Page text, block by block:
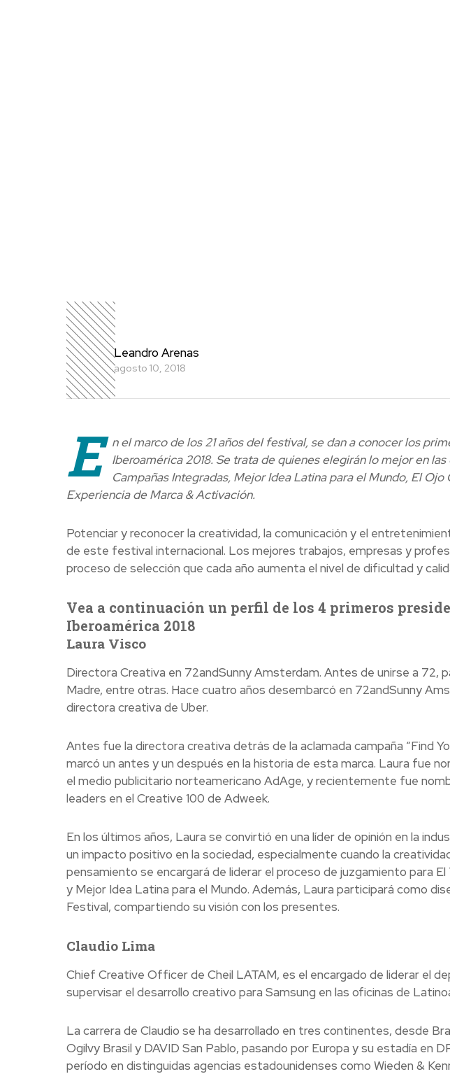
Leandro Arenas
agosto 10, 2018
E
n el marco de los 21 años del festival, se dan a conocer los
Iberoamérica 2018. Se trata de quienes elegirán lo mejor en
Campañas Integradas, Mejor Idea Latina para el Mundo, El
Experiencia de Marca & Activación.
Potenciar y reconocer la creatividad, la comunicación y el
de este festival internacional. Los mejores trabajos, empresas y
proceso de selección que cada año aumenta el nivel de dificultad y
Vea a continuación un perfil de los 4 primeros
Iberoamérica 2018
Laura Visco
Directora Creativa en 72andSunny Amsterdam. Antes de unirse a 72,
Madre, entre otras. Hace cuatro años desembarcó en 72andSunny
directora creativa de Uber.
Antes fue la directora creativa detrás de la aclamada campaña “Find
marcó un antes y un después en la historia de esta marca. Laura fue
el medio publicitario norteamericano AdAge, y recientemente fue
leaders en el Creative 100 de Adweek.
En los últimos años, Laura se convirtió en una líder de opinión en la
un impacto positivo en la sociedad, especialmente cuando la
pensamiento se encargará de liderar el proceso de juzgamiento para
y Mejor Idea Latina para el Mundo. Además, Laura participará como
Festival, compartiendo su visión con los presentes.
Claudio Lima
Chief Creative Officer de Cheil LATAM, es el encargado de liderar el
supervisar el desarrollo creativo para Samsung en las oficinas de
La carrera de Claudio se ha desarrollado en tres continentes, desde
Ogilvy Brasil y DAVID San Pablo, pasando por Europa y su estadía en
período en distinguidas agencias estadounidenses como Wieden &